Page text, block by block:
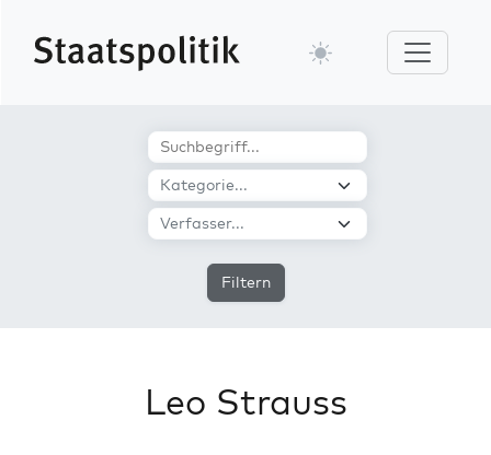
Filtern
Leo Strauss